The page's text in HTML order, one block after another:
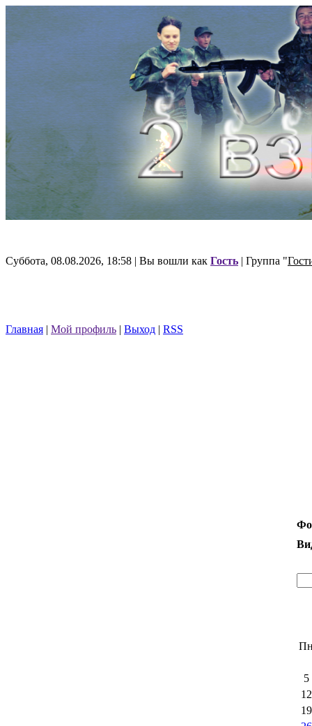
Суббота, 08.08.2026, 18:58 | Вы вошли как Гость | Группа "
Главная | Мой профиль | Выход | RSS
5
12
19